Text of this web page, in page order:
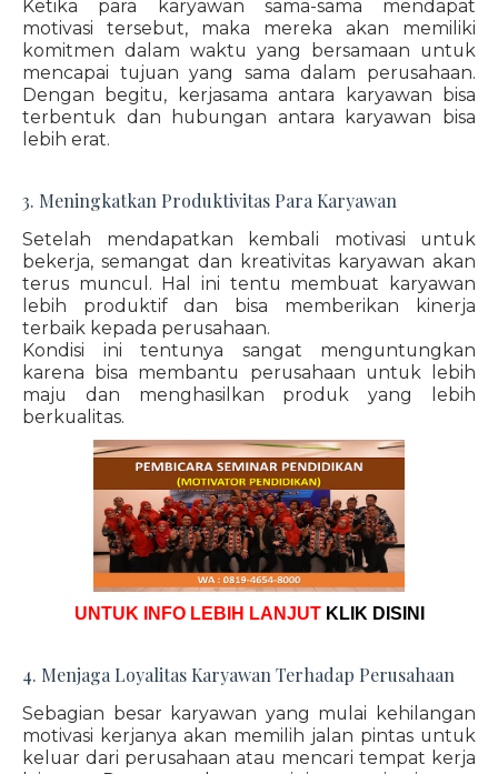
Ketika para karyawan sama-sama mendapat
motivasi tersebut, maka mereka akan memiliki
komitmen dalam waktu yang bersamaan untuk
mencapai tujuan yang sama dalam perusahaan.
Dengan begitu, kerjasama antara karyawan bisa
terbentuk dan hubungan antara karyawan bisa
lebih erat.
3. Meningkatkan Produktivitas Para Karyawan
Setelah mendapatkan kembali motivasi untuk
bekerja, semangat dan kreativitas karyawan akan
terus muncul. Hal ini tentu membuat karyawan
lebih produktif dan bisa memberikan kinerja
terbaik kepada perusahaan.
Kondisi ini tentunya sangat menguntungkan
karena bisa membantu perusahaan untuk lebih
maju dan menghasilkan produk yang lebih
berkualitas.
UNTUK INFO LEBIH LANJUT KLIK DISINI
4. Menjaga Loyalitas Karyawan Terhadap Perusahaan
Sebagian besar karyawan yang mulai kehilangan
motivasi kerjanya akan memilih jalan pintas untuk
keluar dari perusahaan atau mencari tempat kerja